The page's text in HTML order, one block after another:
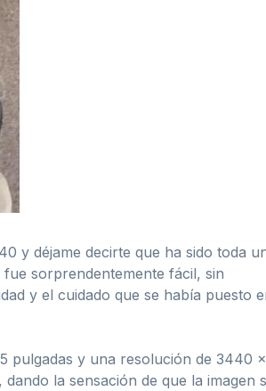
y déjame decirte que ha sido toda
sorprendentemente fácil, sin
y el cuidado que se había puesto
pulgadas y una resolución de 3440
la sensación de que la imagen